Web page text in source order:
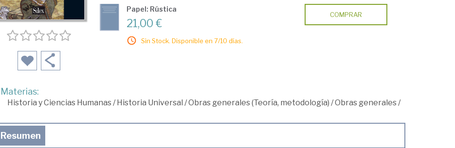
Papel: Rústica
21,00 €
Sin Stock. Disponible en 7/10 días.
COMPRAR
Materias:
Historia y Ciencias Humanas/ Historia Universal /Obras generales (Teoría, metodología) /Obras generales/
Resumen